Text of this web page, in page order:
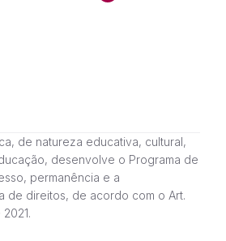
de natureza educativa, cultural,
desenvolve o Programa de
permanência e a
de direitos, de acordo com o Art.